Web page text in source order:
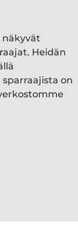
näkyvät
Heidän
sparraajista on